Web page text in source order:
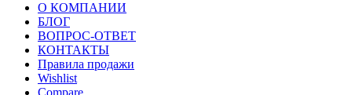
О КОМПАНИИ
БЛОГ
ВОПРОС-ОТВЕТ
КОНТАКТЫ
Правила продажи
Wishlist
Compare